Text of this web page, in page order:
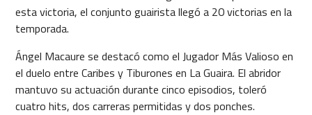
esta victoria, el conjunto guairista llegó a 20 victorias en la
temporada.
Ángel Macaure se destacó como el Jugador Más Valioso en
el duelo entre Caribes y Tiburones en La Guaira. El abridor
mantuvo su actuación durante cinco episodios, toleró
cuatro hits, dos carreras permitidas y dos ponches.